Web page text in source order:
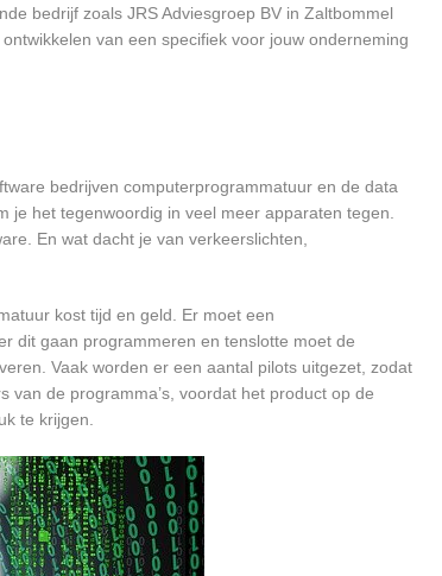
bedrijf zoals JRS Adviesgroep BV in Zaltbommel
van een specifiek voor jouw onderneming
bedrijven computerprogrammatuur en de data
het tegenwoordig in veel meer apparaten tegen.
En wat dacht je van verkeerslichten,
kost tijd en geld. Er moet een
dit gaan programmeren en tenslotte moet de
Vaak worden er een aantal pilots uitgezet, zodat
de programma’s, voordat het product op de
te krijgen.